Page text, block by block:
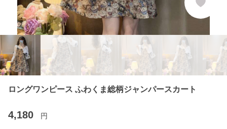
ロングワンピース ふわくま総柄ジャンパースカート
4,180 円